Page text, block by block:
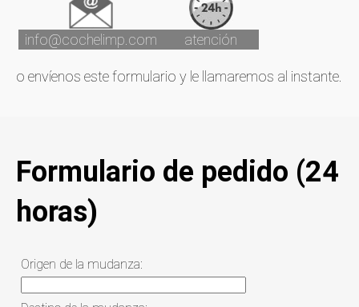
info@cochelimp.com atención
o envíenos este formulario y le llamaremos al instante.
Formulario de pedido (24
horas)
Origen de la mudanza: